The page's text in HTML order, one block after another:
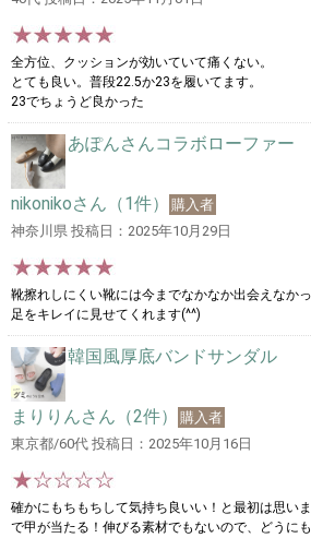
全方位、クッションが効いていて痛くない。
とても良い。普段22.5か23を履いてます。
23でちょうど良かった
あぽんさんコラボローファー
nikonikoさん（1件）
購入者
神奈川県 投稿日：2025年10月29日
靴擦れしにくい靴には今までなかなか出会えなか
足をキレイに見せてくれます(^^)
韓国風厚底バンドサンダル
まりりんさん（2件）
購入者
東京都/60代 投稿日：2025年10月16日
確かにもちもちして気持ち良いい！と最初は思い
で甲が当たる！伸びる素材でもないので、どうに